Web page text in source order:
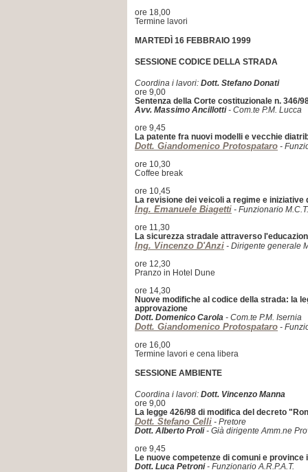
ore 18,00
Termine lavori
MARTEDÌ 16 FEBBRAIO 1999
SESSIONE CODICE DELLA STRADA
Coordina i lavori: Dott. Stefano Donati
ore 9,00
Sentenza della Corte costituzionale n. 346/
Avv. Massimo Ancillotti- Com.te P.M. Lucca
ore 9,45
La patente fra nuovi modelli e vecchie
Dott. Giandomenico Protospataro -
ore 10,30
Coffee break
ore 10,45
La revisione dei veicoli a regime e iniziative
Ing. Emanuele Biagetti - Funzionario
ore 11,30
La sicurezza stradale attraverso
Ing. Vincenzo D'Anzi - Dirigente generale
ore 12,30
Pranzo in Hotel Dune
ore 14,30
Nuove modifiche al codice della strada: la
approvazione
Dott. Domenico Carola - Com.te P.M. Isernia
Dott. Giandomenico Protospataro -
ore 16,00
Termine lavori e cena libera
SESSIONE AMBIENTE
Coordina i lavori: Dott. Vincenzo Manna
ore 9,00
La legge 426/98 di modifica del decreto
Dott. Stefano Celli - Pretore
Dott. Alberto Proli- Già dirigente Amm.ne
ore 9,45
Le nuove competenze di comuni e province
Dott. Luca Petroni- Funzionario A.R.P.A.T.